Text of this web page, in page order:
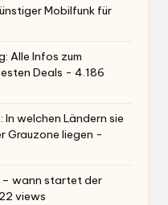
Mobilfunk für
Alle Infos zum
Deals - 4.186
welchen Ländern sie
Grauzone liegen -
– wann startet der
views